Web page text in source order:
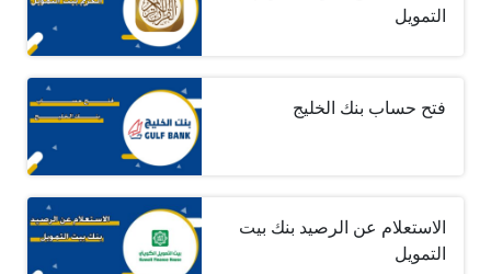
التمويل
فتح حساب بنك الخليج
الاستعلام عن الرصيد بنك بيت
التمويل